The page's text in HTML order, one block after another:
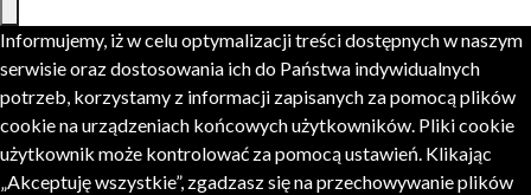
Informujemy, iż w celu optymalizacji treści dostępnych w naszym
serwisie oraz dostosowania ich do Państwa indywidualnych
potrzeb, korzystamy z informacji zapisanych za pomocą plików
cookie na urządzeniach końcowych użytkowników. Pliki cookie
użytkownik może kontrolować za pomocą ustawień. Klikając
„Akceptuję wszystkie”, zgadzasz się na przechowywanie plików